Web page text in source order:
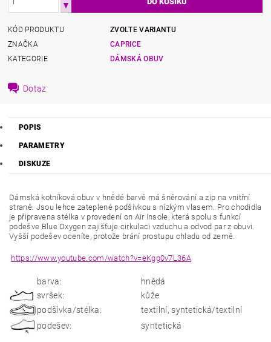
KÓD PRODUKTU
ZVOLTE VARIANTU
ZNAČKA
CAPRICE
KATEGORIE
DÁMSKÁ OBUV
Dotaz
POPIS
PARAMETRY
DISKUZE
Dámská kotníková obuv v hnědé barvě má šněrování a zip na vnitřní
straně. Jsou lehce zateplené podšívkou s nízkým vlasem. Pro chodidla
je připravena stélka v provedení on Air Insole, která spolu s funkcí
podešve Blue Oxygen zajišťuje cirkulaci vzduchu a odvod par z obuvi.
Vyšší podešev oceníte, protože brání prostupu chladu od země.
https://www.youtube.com/watch?v=eKgg0v7L36A
barva:
hnědá
svršek:
kůže
podšívka/stélka:
textilní, syntetická/textilní
podešev:
syntetická